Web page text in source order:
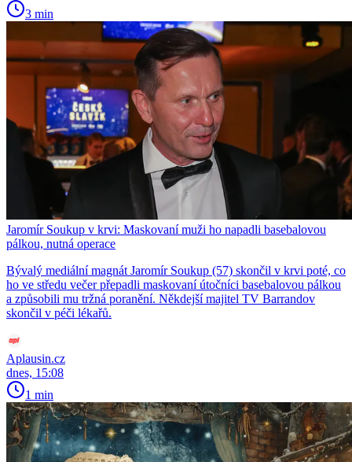
3 min
Jaromír Soukup v krvi: Maskovaní muži ho napadli basebalovou
pálkou, nutná operace
Bývalý mediální magnát Jaromír Soukup (57) skončil v krvi poté, co
ho ve středu večer přepadli maskovaní útočníci basebalovou pálkou
a způsobili mu tržná poranění. Někdejší majitel TV Barrandov
skončil v péči lékařů.
Aplausin.cz
dnes, 15:08
1 min